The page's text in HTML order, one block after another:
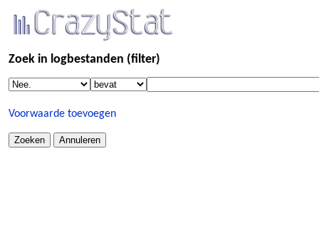
Zoek in logbestanden (filter)
Voorwaarde toevoegen